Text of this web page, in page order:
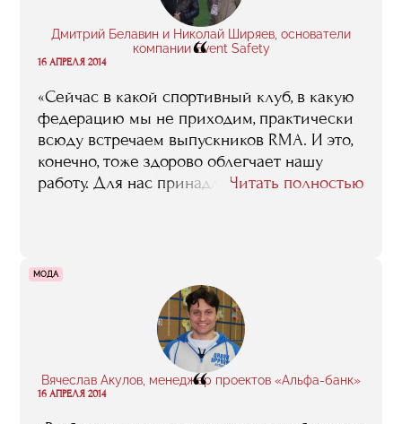
отдельное спасибо Александру Кушниру за
его списки пластинок, книг и фильмов, с
которыми человек, работающий в шоу-
Дмитрий Белавин и Николай Ширяев, основатели
компании Event Safety
“
16 АПРЕЛЯ 2014
«Сейчас в какой спортивный клуб, в какую
федерацию мы не приходим, практически
всюду встречаем выпускников RMA. И это,
конечно, тоже здорово облегчает нашу
работу. Для нас принадлежность к RMA это
Читать полностью
МОДА
Вячеслав Акулов, менеджер проектов «Альфа-банк»
“
16 АПРЕЛЯ 2014